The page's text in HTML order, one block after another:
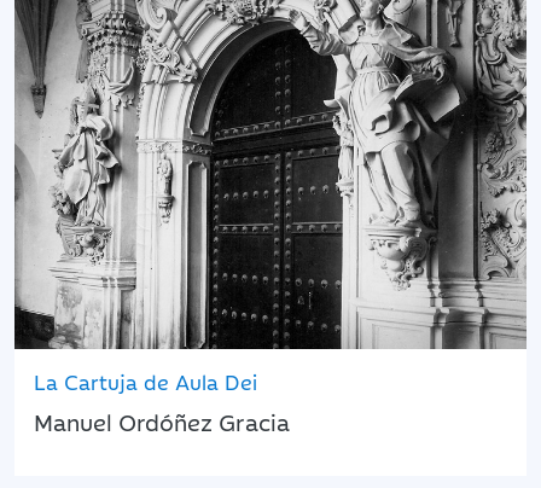
La Cartuja de Aula Dei
Manuel Ordóñez Gracia